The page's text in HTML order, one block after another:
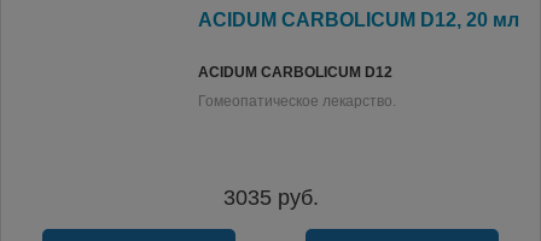
ACIDUM CARBOLICUM D12, 20 мл
ACIDUM CARBOLICUM D12
Гомеопатическое лекарство.
3035 руб.